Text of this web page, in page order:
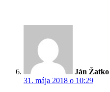
Ján Žatko
31. mája 2018 o 10:29